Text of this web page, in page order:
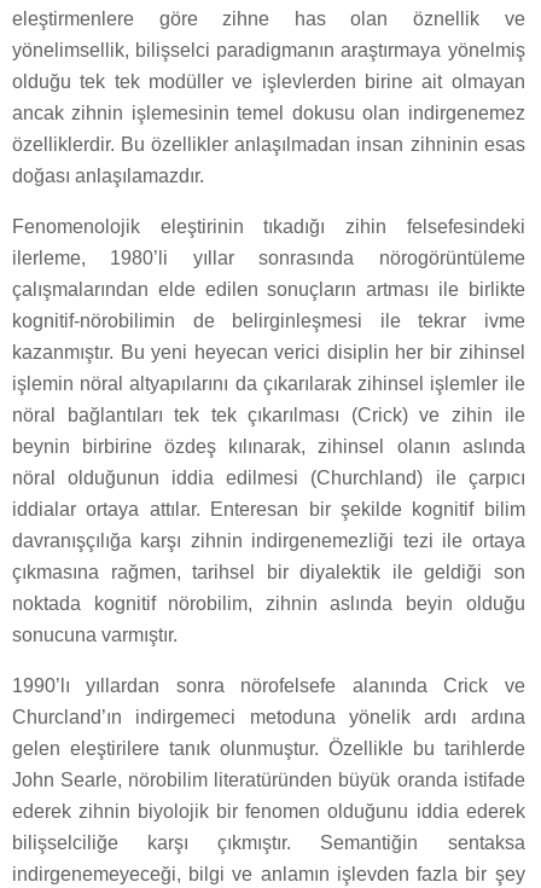
eleştirmenlere göre zihne has olan öznellik ve
yönelimsellik, bilişselci paradigmanın araştırmaya yönelmiş
olduğu tek tek modüller ve işlevlerden birine ait olmayan
ancak zihnin işlemesinin temel dokusu olan indirgenemez
özelliklerdir. Bu özellikler anlaşılmadan insan zihninin esas
doğası anlaşılamazdır.
Fenomenolojik eleştirinin tıkadığı zihin felsefesindeki
ilerleme, 1980’li yıllar sonrasında nörogörüntüleme
çalışmalarından elde edilen sonuçların artması ile birlikte
kognitif-nörobilimin de belirginleşmesi ile tekrar ivme
kazanmıştır. Bu yeni heyecan verici disiplin her bir zihinsel
işlemin nöral altyapılarını da çıkarılarak zihinsel işlemler ile
nöral bağlantıları tek tek çıkarılması (Crick) ve zihin ile
beynin birbirine özdeş kılınarak, zihinsel olanın aslında
nöral olduğunun iddia edilmesi (Churchland) ile çarpıcı
iddialar ortaya attılar. Enteresan bir şekilde kognitif bilim
davranışçılığa karşı zihnin indirgenemezliği tezi ile ortaya
çıkmasına rağmen, tarihsel bir diyalektik ile geldiği son
noktada kognitif nörobilim, zihnin aslında beyin olduğu
sonucuna varmıştır.
1990’lı yıllardan sonra nörofelsefe alanında Crick ve
Churcland’ın indirgemeci metoduna yönelik ardı ardına
gelen eleştirilere tanık olunmuştur. Özellikle bu tarihlerde
John Searle, nörobilim literatüründen büyük oranda istifade
ederek zihnin biyolojik bir fenomen olduğunu iddia ederek
bilişselciliğe karşı çıkmıştır. Semantiğin sentaksa
indirgenemeyeceği, bilgi ve anlamın işlevden fazla bir şey